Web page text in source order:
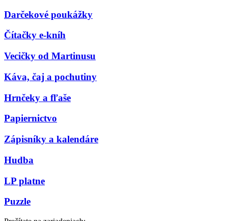
Darčekové poukážky
Čítačky e-kníh
Vecičky od Martinusu
Káva, čaj a pochutiny
Hrnčeky a fľaše
Papiernictvo
Zápisníky a kalendáre
Hudba
LP platne
Puzzle